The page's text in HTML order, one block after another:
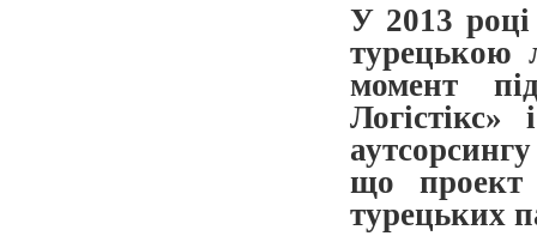
У 2013
турецькою
момент
що проект
турецьких